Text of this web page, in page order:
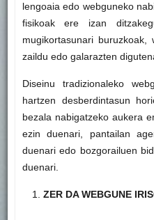
lengoaia edo webguneko
fisikoak ere izan
mugikortasunari buruzkoak,
zaildu edo galarazten
Diseinu tradizionaleko
hartzen desberdintasun
bezala nabigatzeko aukera
ezin duenari, pantailan
duenari edo bozgorailuen
duenari.
ZER DA WEBGUNE